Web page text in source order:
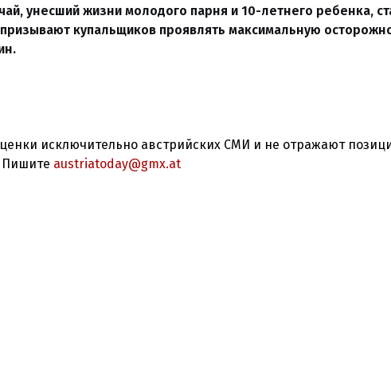
унесший жизни молодого парня и 10-летнего ребенка,
купальщиков проявлять максимальную
исключительно австрийских СМИ и не отражают
Пишите austriatoday@gmx.at